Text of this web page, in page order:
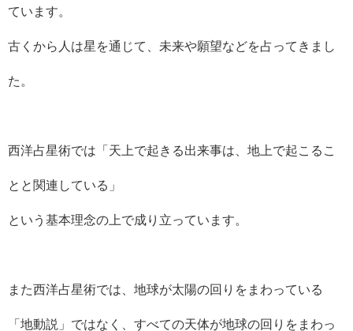
ています。
古くから人は星を通じて、未来や願望などを占ってきまし
た。
西洋占星術では「天上で起きる出来事は、地上で起こるこ
とと関連している」
という基本理念の上で成り立っています。
また西洋占星術では、地球が太陽の回りをまわっている
「地動説」ではなく、すべての天体が地球の回りをまわっ